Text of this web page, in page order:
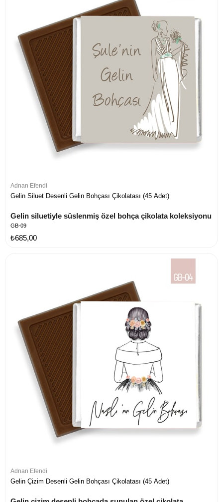
Adnan Efendi
Gelin Siluet Desenli Gelin Bohçası Çikolatası (45 Adet)
Gelin siluetiyle süslenmiş özel bohça çikolata koleksiyonu
GB-09
₺685,00
Adnan Efendi
Gelin Çizim Desenli Gelin Bohçası Çikolatası (45 Adet)